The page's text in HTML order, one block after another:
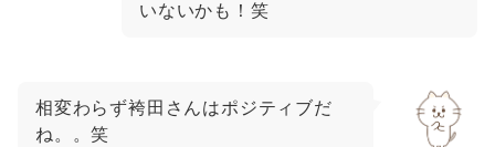
いないかも！笑
相変わらず袴田さんはポジティブだ
ね。。笑